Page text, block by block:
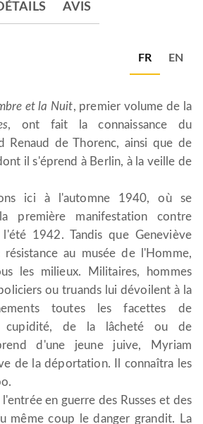
AVIS
FR EN
et la Nuit, premier volume de la
, ont fait la connaissance du
Renaud de Thorenc, ainsi que de
il s'éprend à Berlin, à la veille de
ici à l'automne 1940, où se
première manifestation contre
l'été 1942. Tandis que Geneviève
au musée de l'Homme,
les milieux. Militaires, hommes
ou truands lui dévoilent à la
toutes les facettes de
cupidité, de la lâcheté ou de
d'une jeune juive, Myriam
de la déportation. Il connaîtra les
en guerre des Russes et des
même coup le danger grandit. La